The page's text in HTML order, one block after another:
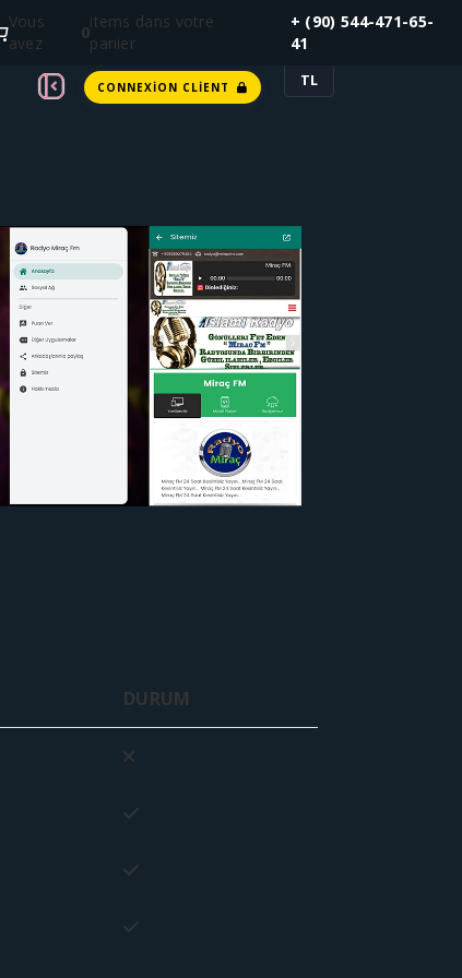
Vous
avez
0
items dans votre
panier
+ (90) 544-471-65-
41
CONNEXION CLIENT TL
DURUM